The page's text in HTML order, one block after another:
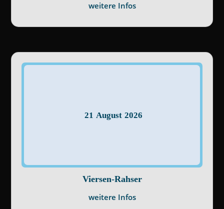
weitere Infos
21 August 2026
Viersen-Rahser
weitere Infos